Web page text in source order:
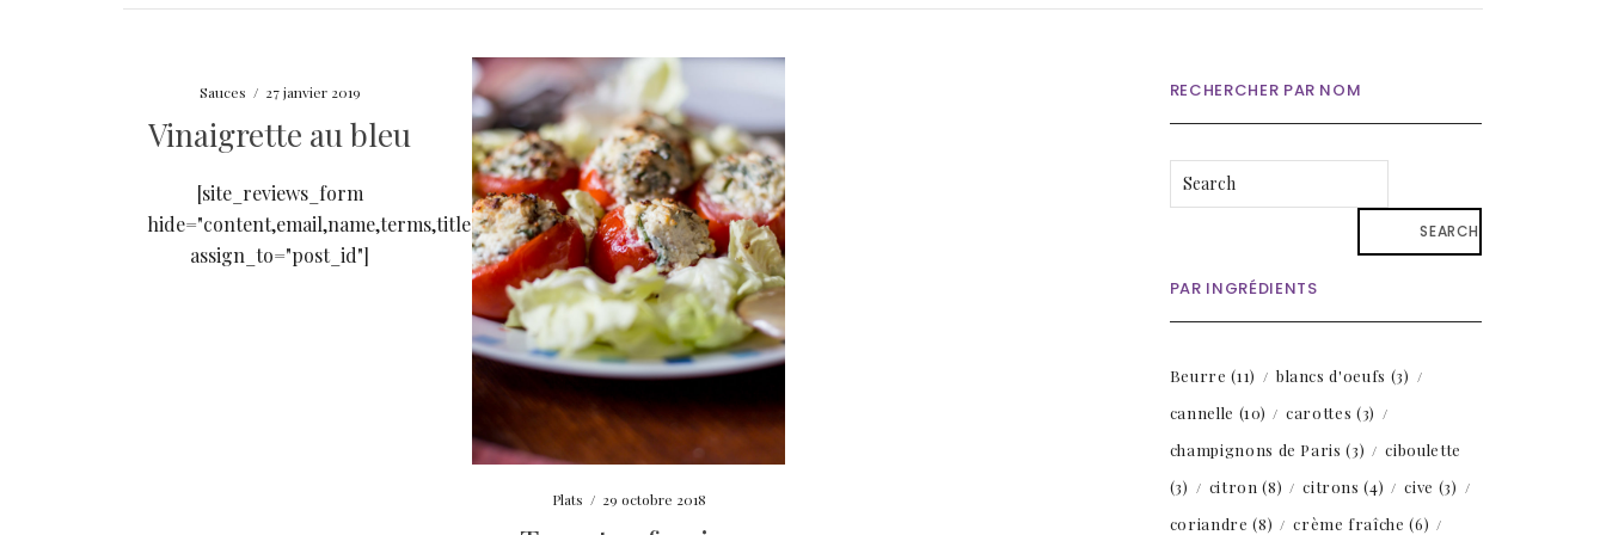
Sauces / 27 janvier 2019
Vinaigrette au bleu
[site_reviews_form
hide="content,email,name,terms,title"
assign_to="post_id"]
Plats / 29 octobre 2018
RECHERCHER PAR NOM
SEARCH
PAR INGRÉDIENTS
Beurre (11) blancs d'oeufs (3)
cannelle (10) carottes (3)
champignons de Paris (3)
ciboulette
(3)
citron (8) citrons (4) cive (3)
coriandre (8) crème fraîche (6)